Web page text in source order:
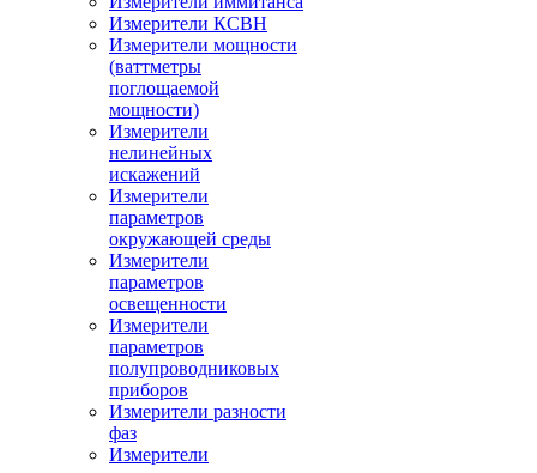
Измерители КСВН
Измерители мощности
(ваттметры
поглощаемой
мощности)
Измерители
нелинейных
искажений
Измерители
параметров
окружающей среды
Измерители
параметров
освещенности
Измерители
параметров
полупроводниковых
приборов
Измерители разности
фаз
Измерители